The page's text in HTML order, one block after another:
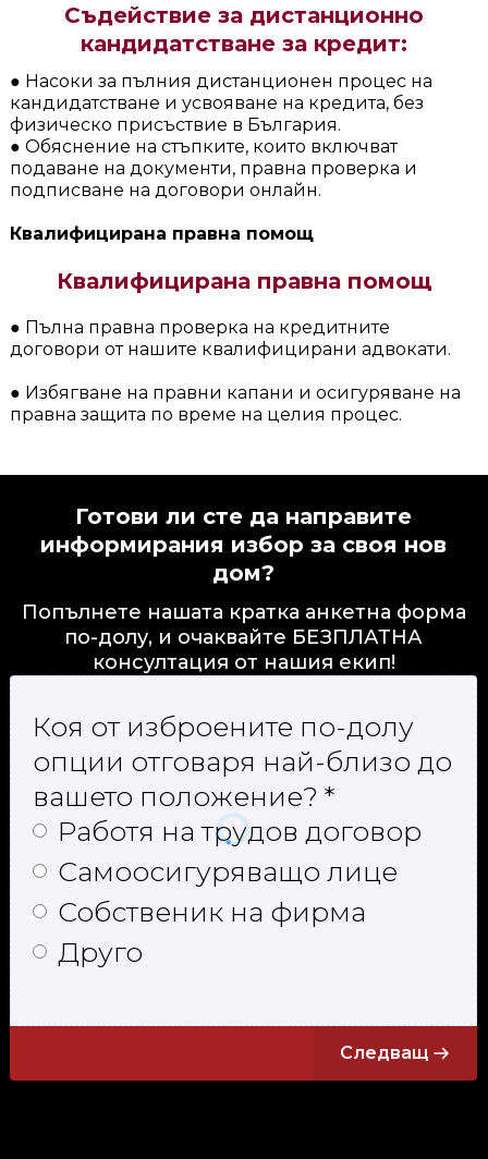
Съдействие за дистанционно
кандидатстване за кредит:
● Насоки за пълния дистанционен процес на
кандидатстване и усвояване на кредита, без
физическо присъствие в България.
● Обяснение на стъпките, които включват
подаване на документи, правна проверка и
подписване на договори онлайн.
Квалифицирана правна помощ
Квалифицирана правна помощ
● Пълна правна проверка на кредитните
договори от нашите квалифицирани адвокати.
● Избягване на правни капани и осигуряване на
правна защита по време на целия процес.
Готови ли сте да направите
информирания избор за своя нов
дом?
Попълнете нашата кратка анкетна форма
по-долу, и очаквайте БЕЗПЛАТНА
консултация от нашия екип!
Коя от изброените по-долу
опции отговаря най-близо до
вашето положение? *
Работя на трудов договор
Самоосигуряващо лице
Собственик на фирма
Друго
Следващ